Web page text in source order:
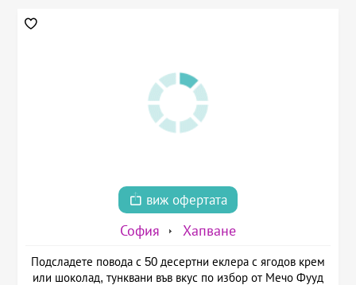
виж офертата
София Хапване
Подсладете повода с 50 десертни еклера с ягодов крем
или шоколад, тунквани във вкус по избор от Мечо Фууд